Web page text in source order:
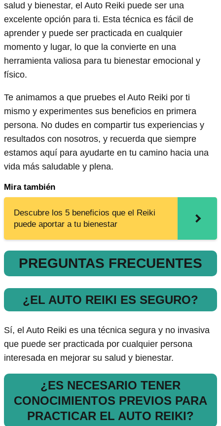
salud y bienestar, el Auto Reiki puede ser una
excelente opción para ti. Esta técnica es fácil de
aprender y puede ser practicada en cualquier
momento y lugar, lo que la convierte en una
herramienta valiosa para tu bienestar emocional y
físico.
Te animamos a que pruebes el Auto Reiki por ti
mismo y experimentes sus beneficios en primera
persona. No dudes en compartir tus experiencias y
resultados con nosotros, y recuerda que siempre
estamos aquí para ayudarte en tu camino hacia una
vida más saludable y plena.
Mira también
Descubre los 5 beneficios que el Reiki
puede aportar a tu bienestar
PREGUNTAS FRECUENTES
¿EL AUTO REIKI ES SEGURO?
Sí, el Auto Reiki es una técnica segura y no invasiva
que puede ser practicada por cualquier persona
interesada en mejorar su salud y bienestar.
¿ES NECESARIO TENER
CONOCIMIENTOS PREVIOS PARA
PRACTICAR EL AUTO REIKI?